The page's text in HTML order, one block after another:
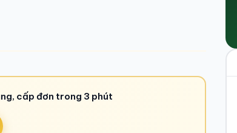
cấp đơn trong 3 phút